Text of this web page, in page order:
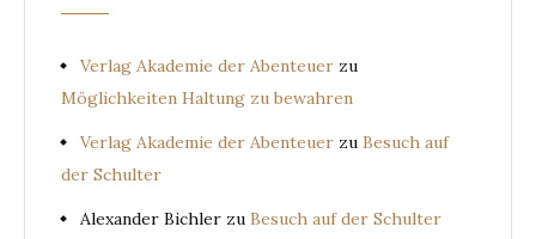
Verlag Akademie der Abenteuer zu
Möglichkeiten Haltung zu bewahren
Verlag Akademie der Abenteuer zu Besuch auf
der Schulter
Alexander Bichler zu Besuch auf der Schulter